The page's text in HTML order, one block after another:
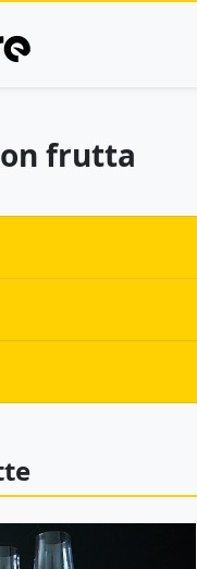
frutta